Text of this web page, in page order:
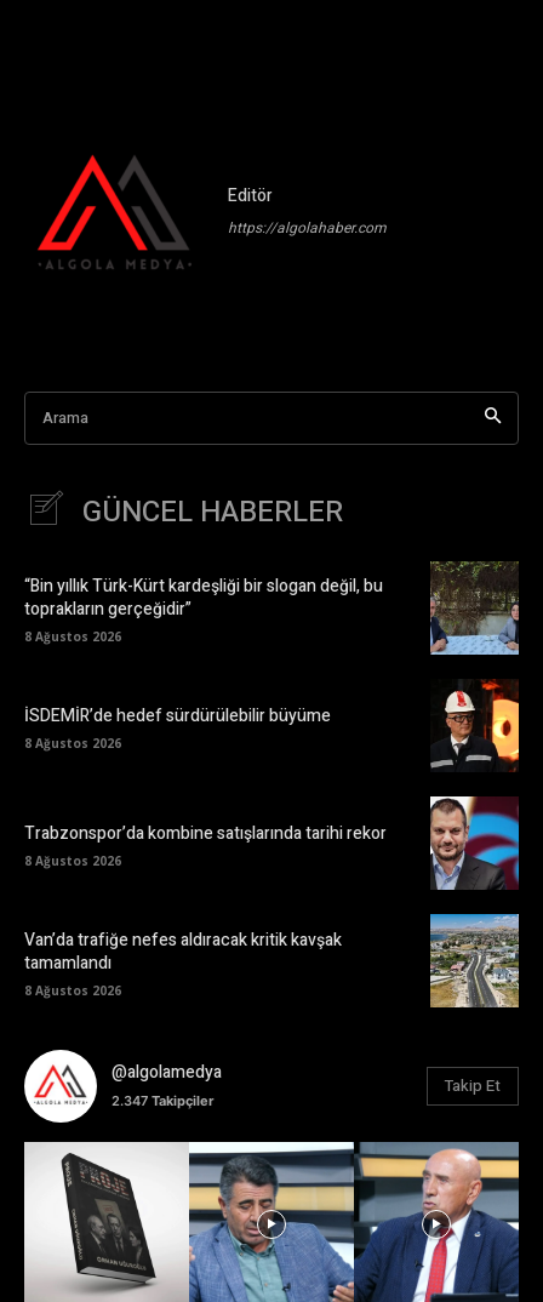
Editör
https://algolahaber.com
Arama
GÜNCEL HABERLER
“Bin yıllık Türk-Kürt kardeşliği bir slogan değil, bu
toprakların gerçeğidir”
8 Ağustos 2026
İSDEMİR’de hedef sürdürülebilir büyüme
8 Ağustos 2026
Trabzonspor’da kombine satışlarında tarihi rekor
8 Ağustos 2026
Van’da trafiğe nefes aldıracak kritik kavşak
tamamlandı
8 Ağustos 2026
@algolamedya
2.347 Takipçiler
Takip Et